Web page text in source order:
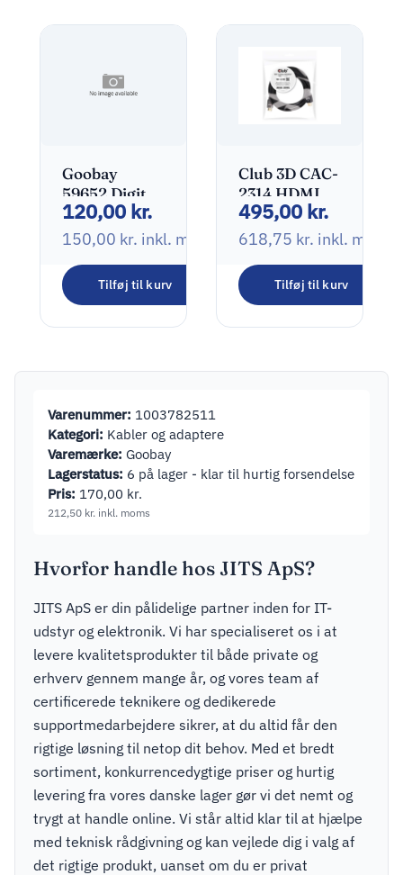
Goobay
59652 Digital
lydkabel Gul
10m
120,00 kr.
150,00 kr. inkl. moms
Tilføj til kurv
Club 3D CAC-
2314 HDMI
2.0 RedMere
Kabel 15m
495,00 kr.
618,75 kr. inkl. moms
Tilføj til kurv
Varenummer: 1003782511
Kategori: Kabler og adaptere
Varemærke: Goobay
Lagerstatus: 6 på lager - klar til hurtig forsendelse
Pris: 170,00 kr.
212,50 kr. inkl. moms
Hvorfor handle hos JITS ApS?
JITS ApS er din pålidelige partner inden for IT-
udstyr og elektronik. Vi har specialiseret os i at
levere kvalitetsprodukter til både private og
erhverv gennem mange år, og vores team af
certificerede teknikere og dedikerede
supportmedarbejdere sikrer, at du altid får den
rigtige løsning til netop dit behov. Med et bredt
sortiment, konkurrencedygtige priser og hurtig
levering fra vores danske lager gør vi det nemt og
trygt at handle online. Vi står altid klar til at hjælpe
med teknisk rådgivning og kan vejlede dig i valg af
det rigtige produkt, uanset om du er privat